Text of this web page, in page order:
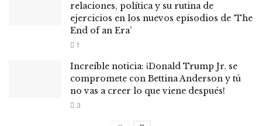
relaciones, política y su rutina de
ejercicios en los nuevos episodios de ‘The
End of an Era’
1
Increíble noticia: ¡Donald Trump Jr. se
compromete con Bettina Anderson y tú
no vas a creer lo que viene después!
3